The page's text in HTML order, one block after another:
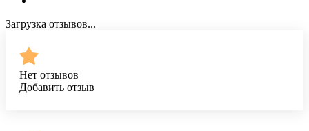
Загрузка отзывов...
Нет отзывов
Добавить отзыв